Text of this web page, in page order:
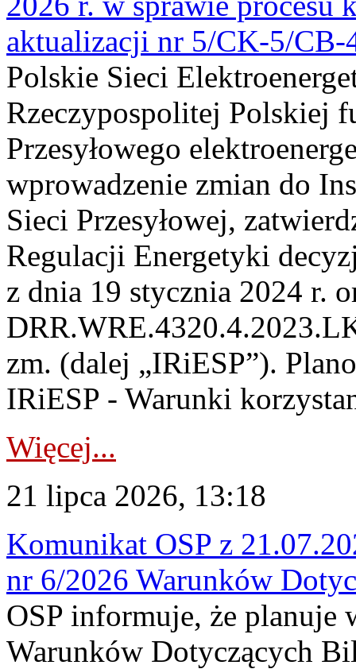
aktualizacji nr 5/CK-5/CB-
Polskie Sieci
Rzeczypospolitej Polskiej
Przesyłowego
wprowadzenie zmian do
Sieci Przesyłowej,
Regulacji Energetyki
z dnia 19 stycznia 2024 r.
zm. (dalej „IRiESP”).
IRiESP - Warunki
Więcej...
21 lipca 2026, 13:18
Komunikat OSP z
nr 6/2026 Warunków
OSP informuje, że planuje
Warunków Dotyczących